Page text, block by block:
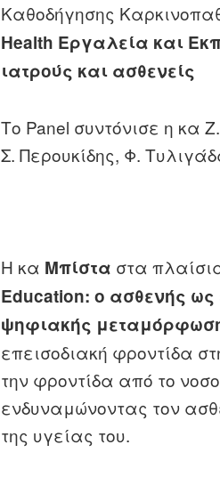
Καθοδήγησης
Health Εργαλεία και
ιατρούς και ασθενείς
Το Panel συντόνισε η κα
Σ. Περουκίδης, Φ.
Η κα Μπίστα στα
Education: ο ασθενής ως
ψηφιακής
επεισοδιακή φροντίδα
την φροντίδα από το
ενδυναμώνοντας τον
της υγείας του.